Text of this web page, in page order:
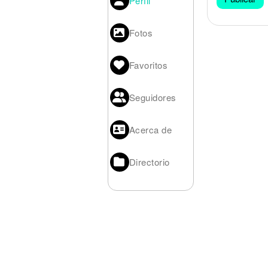
Fotos
Favoritos
Seguidores
Acerca de
Directorio